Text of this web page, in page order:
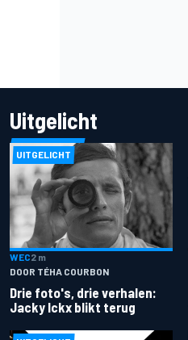
Uitgelicht
UITGELICHT
WEC2 m
DOOR TÉHA COURBON
Drie foto's, drie verhalen:
Jacky Ickx blikt terug